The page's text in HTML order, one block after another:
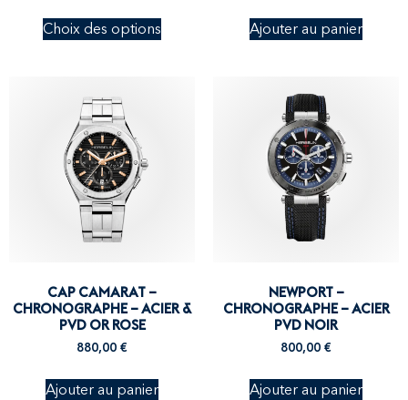
Choix des options Ajouter au panier
CAP CAMARAT –
CHRONOGRAPHE – ACIER &
PVD OR ROSE
880,00 €
Ajouter au panier
NEWPORT –
CHRONOGRAPHE – ACIER
PVD NOIR
800,00 €
Ajouter au panier